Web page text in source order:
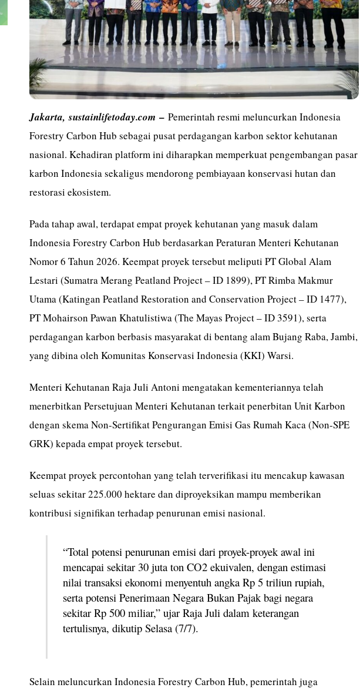
Jakarta,sustainlifetoday.com –Pemerintah resmi meluncurkan Indonesia
Forestry Carbon Hub sebagai pusat perdagangan karbon sektor kehutanan
nasional. Kehadiran platform ini diharapkan memperkuat pengembangan pasar
karbon Indonesia sekaligus mendorong pembiayaan konservasi hutan dan
restorasi ekosistem.
Pada tahap awal, terdapat empat proyek kehutanan yang masuk dalam
Indonesia Forestry Carbon Hub berdasarkan Peraturan Menteri Kehutanan
Nomor 6 Tahun 2026. Keempat proyek tersebut meliputi PT Global Alam
Lestari (Sumatra Merang Peatland Project – ID 1899), PT Rimba Makmur
Utama (Katingan Peatland Restoration and Conservation Project – ID 1477),
PT Mohairson Pawan Khatulistiwa (The Mayas Project – ID 3591), serta
perdagangan karbon berbasis masyarakat di bentang alam Bujang Raba, Jambi,
yang dibina oleh Komunitas Konservasi Indonesia (KKI) Warsi.
Menteri Kehutanan Raja Juli Antoni mengatakan kementeriannya telah
menerbitkan Persetujuan Menteri Kehutanan terkait penerbitan Unit Karbon
dengan skema Non-Sertifikat Pengurangan Emisi Gas Rumah Kaca (Non-SPE
GRK) kepada empat proyek tersebut.
Keempat proyek percontohan yang telah terverifikasi itu mencakup kawasan
seluas sekitar 225.000 hektare dan diproyeksikan mampu memberikan
kontribusi signifikan terhadap penurunan emisi nasional.
“Total potensi penurunan emisi dari proyek-proyek awal ini
mencapai sekitar 30 juta ton CO2 ekuivalen, dengan estimasi
nilai transaksi ekonomi menyentuh angka Rp 5 triliun rupiah,
serta potensi Penerimaan Negara Bukan Pajak bagi negara
sekitar Rp 500 miliar,” ujar Raja Juli dalam keterangan
tertulisnya, dikutip Selasa (7/7).
Selain meluncurkan Indonesia Forestry Carbon Hub, pemerintah juga